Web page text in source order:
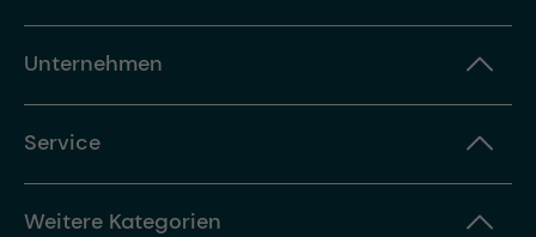
Unternehmen
Service
Weitere Kategorien